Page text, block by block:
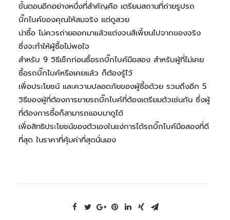
ขั้นตอนอีกอย่างหนึ่งที่สำคัญคือ เตรียมสถานที่ถ่ายรูปรถ
บิ๊กไบค์ของคุณให้สมจริง แต่ดูสวย
น่าซื้อ ไม่ควรถ่ายออกมาแล้วแต่งจนสีเพี้ยนไปจากของจริง
ซึ่งจะทำให้ผู้ซื้อไม่พอใจ
สำหรับ 9 วิธีเช็กก่อนซื้อรถบิ๊กไบค์มือสอง สำหรับผู้ที่ไม่เคย
ซื้อรถบิ๊กไบค์หรือเคยแล้ว ก็ต้องรู้ไว้
เพื่อประโยชน์ และความปลอดภัยของผู้ซื้อด้วย รวมถึงอีก 5
วิธีของผู้ที่ต้องการขายรถบิ๊กไบค์ที่ต้องเตรียมตัวเช่นกัน ซึ่งผู้
ที่ต้องการซื้อก็สามารถแอบมาดูได้
เพื่อสิทธิประโยชน์ของตัวเองในแง่การได้รถบิ๊กไบค์มือสองที่ดี
ที่สุด ในราคาที่คุ้มค่าที่สุดนั่นเอง